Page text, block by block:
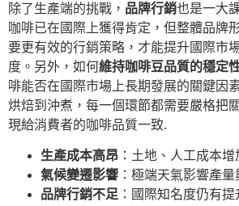
除了生產端的挑戰， 品牌行銷也是一大
咖啡已在國際上獲得肯定，但整體品牌
要更有效的行銷策略，才能提升國際市
度。另外，如何維持咖啡豆品質的穩定
啡能否在國際市場上長期發展的關鍵因
烘焙到沖煮，每一個環節都需要嚴格把
現給消費者的咖啡品質一致.
生產成本高昂 ：土地、人工成本
氣候變遷影響 ：極端天氣影響產
品牌行銷不足 ：國際知名度仍有提